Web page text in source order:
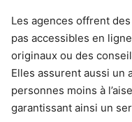
Les agences offrent
pas accessibles en
originaux ou des
Elles assurent aussi un
personnes moins à
garantissant ainsi un